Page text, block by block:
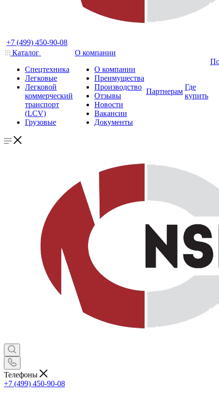
+7 (499) 450-90-08
Каталог
Спецтехника
Легковые
Легковой
коммерческий
транспорт
(LCV)
Грузовые
О компании
О компании
Преимущества
Производство
Отзывы
Новости
Вакансии
Документы
Партнерам
Где
купить
Телефоны
+7 (499) 450-90-08